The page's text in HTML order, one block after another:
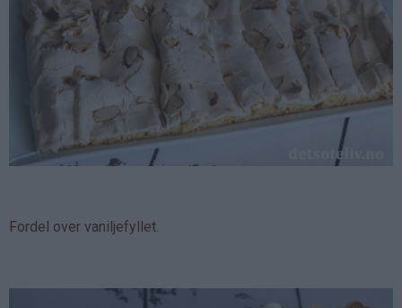
Fordel over vaniljefyllet.